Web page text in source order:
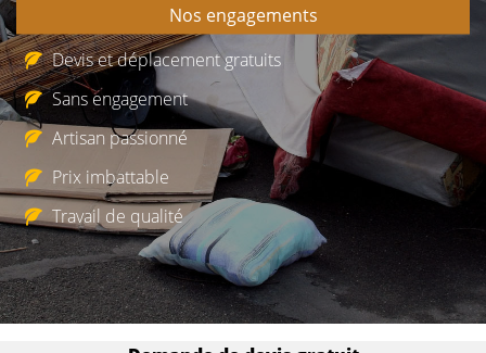
Nos engagements
Devis et déplacement gratuits
Sans engagement
Artisan passionné
Prix imbattable
Travail de qualité